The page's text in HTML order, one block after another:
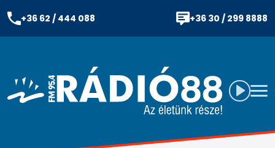
+36 62 / 444 088 +36 30 / 299 8888